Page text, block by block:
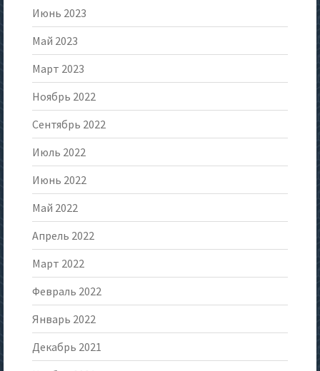
Июнь 2023
Май 2023
Март 2023
Ноябрь 2022
Сентябрь 2022
Июль 2022
Июнь 2022
Май 2022
Апрель 2022
Март 2022
Февраль 2022
Январь 2022
Декабрь 2021